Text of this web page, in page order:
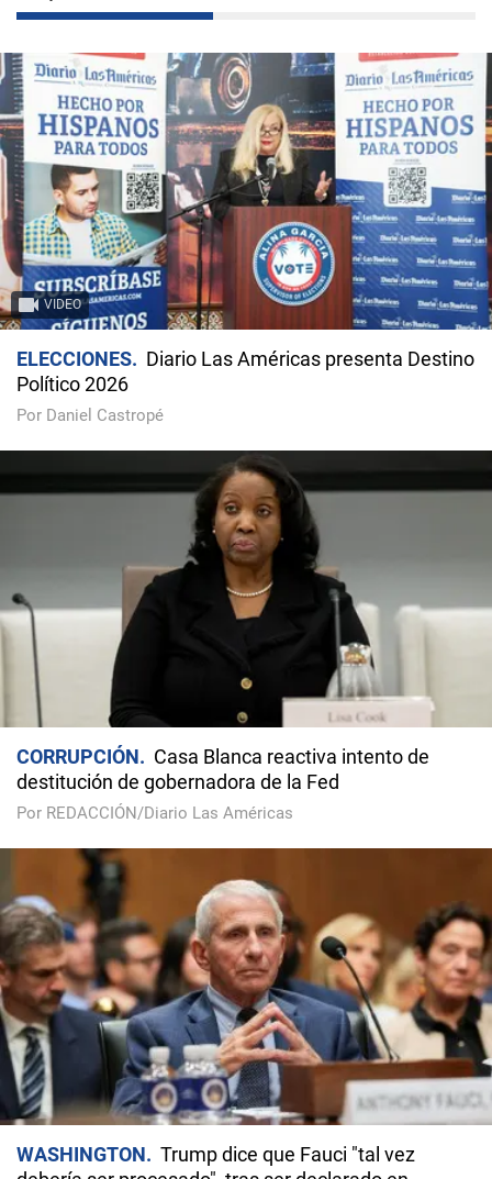
VIDEO
ELECCIONES
Diario Las Américas presenta Destino
Político 2026
Por Daniel Castropé
CORRUPCIÓN
Casa Blanca reactiva intento de
destitución de gobernadora de la Fed
Por REDACCIÓN/Diario Las Américas
WASHINGTON
Trump dice que Fauci "tal vez